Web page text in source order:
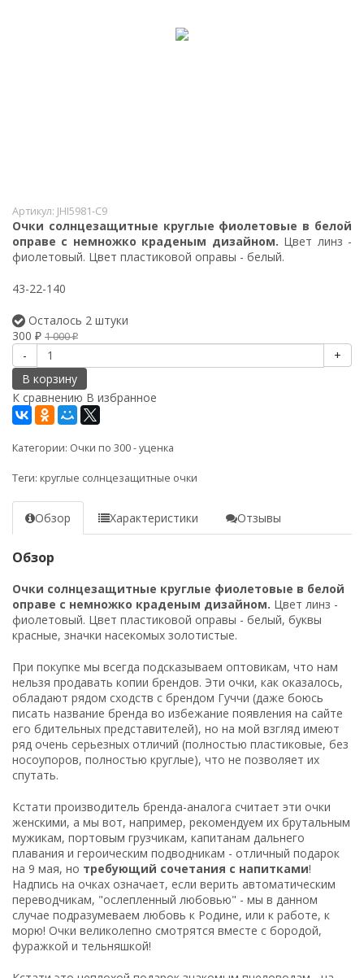
Артикул: JHI5981-C9
Очки солнцезащитные круглые фиолетовые в белой
оправе с немножко краденым дизайном. Цвет линз -
фиолетовый. Цвет пластиковой оправы - белый.
43-22-140
Осталось 2 штуки
300 ₽ 1 000₽
-
+
В корзину
К сравнению В избранное
Категории: Очки по 300 - уценка
Теги: круглые солнцезащитные очки
Обзор Характеристики Отзывы
Обзор
Очки солнцезащитные круглые фиолетовые в белой
оправе с немножко краденым дизайном. Цвет линз -
фиолетовый. Цвет пластиковой оправы - белый, буквы
красные, значки насекомых золотистые.
При покупке мы всегда подсказываем оптовикам, что нам
нельзя продавать копии брендов. Эти очки, как оказалось,
обладают рядом сходств с брендом Гуччи (даже боюсь
писать название бренда во избежание появления на сайте
его бдительных представителей), но на мой взгляд имеют
ряд очень серьезных отличий (полностью пластиковые, без
носоупоров, полностью круглые), что не позволяет их
спутать.
Кстати производитель бренда-аналога считает эти очки
женскими, а мы вот, например, рекомендуем их брутальным
мужикам, портовым грузчикам, капитанам дальнего
плавания и героическим подводникам - отличный подарок
на 9 мая, но требующий сочетания с напитками!
Надпись на очках означает, если верить автоматическим
переводчикам, "ослепленный любовью" - мы в данном
случае подразумеваем любовь к Родине, или к работе, к
морю! Очки великолепно смотрятся вместе с бородой,
фуражкой и тельняшкой!